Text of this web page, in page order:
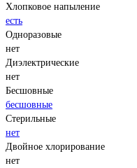
Хлопковое напыление
есть
Одноразовые
нет
Диэлектрические
нет
Бесшовные
бесшовные
Стерильные
нет
Двойное хлорирование
нет